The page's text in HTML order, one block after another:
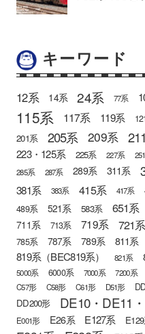
キーワード
12系 14系 24系 77系
115系 117系 119系
201系 205系 209系
223・125系 225系 227系
285系
287系 289系 311系
381系 383系 415系 417系
489系 521系 583系 651系
711系 713系 719系 721系
785系 787系 789系 811系
819系（BEC819系） 821系
5000系 6000系 7000系 7200系
C57形
C58形 C61形 D51形
DD200形 DE10・DE11
E001形 E26系 E127系